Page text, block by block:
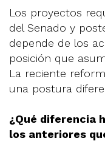
Los proyectos
del Senado y
depende de los
posición que
La reciente
una postura
¿Qué diferencia
los anteriores